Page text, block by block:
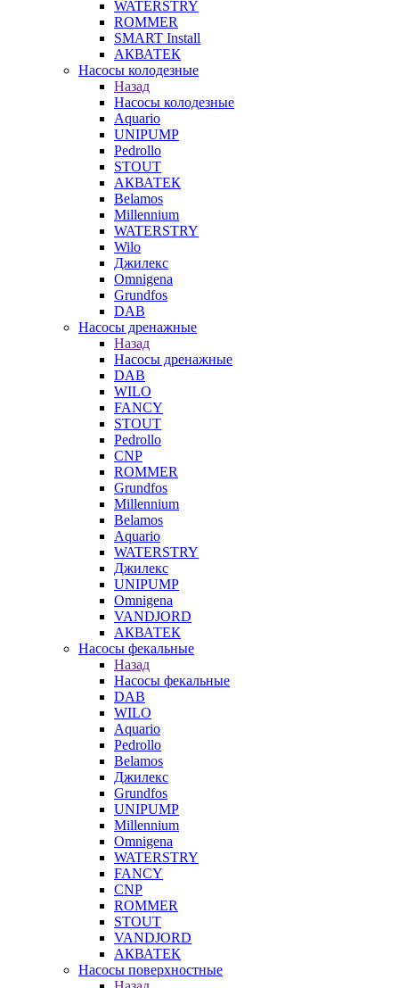
WATERSTRY
ROMMER
SMART Install
АКВАТЕК
Насосы колодезные
Назад
Насосы колодезные
Aquario
UNIPUMP
Pedrollo
STOUT
АКВАТЕК
Belamos
Millennium
WATERSTRY
Wilo
Джилекс
Omnigena
Grundfos
DAB
Насосы дренажные
Назад
Насосы дренажные
DAB
WILO
FANCY
STOUT
Pedrollo
CNP
ROMMER
Grundfos
Millennium
Belamos
Aquario
WATERSTRY
Джилекс
UNIPUMP
Omnigena
VANDJORD
АКВАТЕК
Насосы фекальные
Назад
Насосы фекальные
DAB
WILO
Aquario
Pedrollo
Belamos
Джилекс
Grundfos
UNIPUMP
Millennium
Omnigena
WATERSTRY
FANCY
CNP
ROMMER
STOUT
VANDJORD
АКВАТЕК
Насосы поверхностные